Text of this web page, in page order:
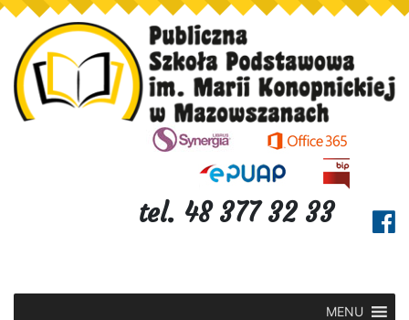
tel. 48 377 32 33
MENU